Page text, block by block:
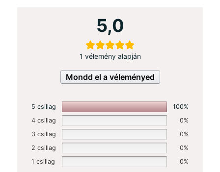
5,0
1 vélemény alapján
Mondd el a véleményed
5 csillag
100%
4 csillag
0%
3 csillag
0%
2 csillag
0%
1 csillag
0%